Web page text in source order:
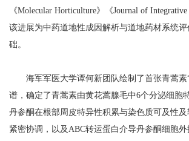
《Molecular Horticulture》《Journal of
该进展为中药道地性成因解析与道地药材系统
础。
海军军医大学谭何新团队绘制了首张青蒿素
谱，确定了青蒿素由黄花蒿腺毛中6个分泌细胞
丹参酮在根部周皮特异性积累与染色质可及性
紧密协调，以及ABC转运蛋白介导丹参酮细胞